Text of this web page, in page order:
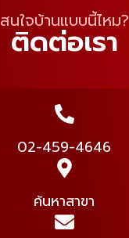
สนใจบ้านแบบนี้ไหม?
ติดต่อเรา
02-459-4646
ค้นหาสาขา